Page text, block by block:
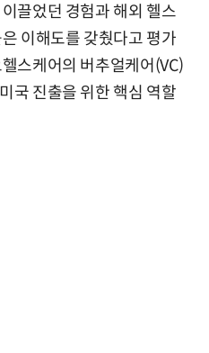
끌었던 경험과 해외 헬스
이해도를 갖췄다고 평가
스케어의 버추얼케어(VC)
국 진출을 위한 핵심 역할